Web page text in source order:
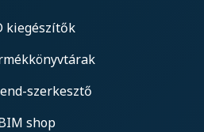
kiegészítők
szerkesztő
shop